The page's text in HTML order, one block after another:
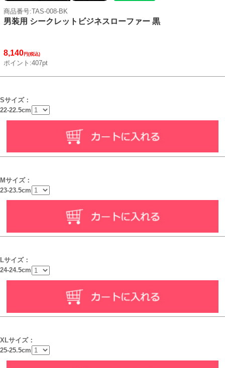
商品番号:TAS-008-BK
男装用 シークレットビジネスローファー 黒
8,140円(税込)
ポイント:407pt
Sサイズ：
22-22.5cm
Mサイズ：
23-23.5cm
Lサイズ：
24-24.5cm
XLサイズ：
25-25.5cm